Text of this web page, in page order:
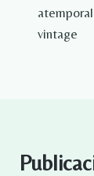
vintage